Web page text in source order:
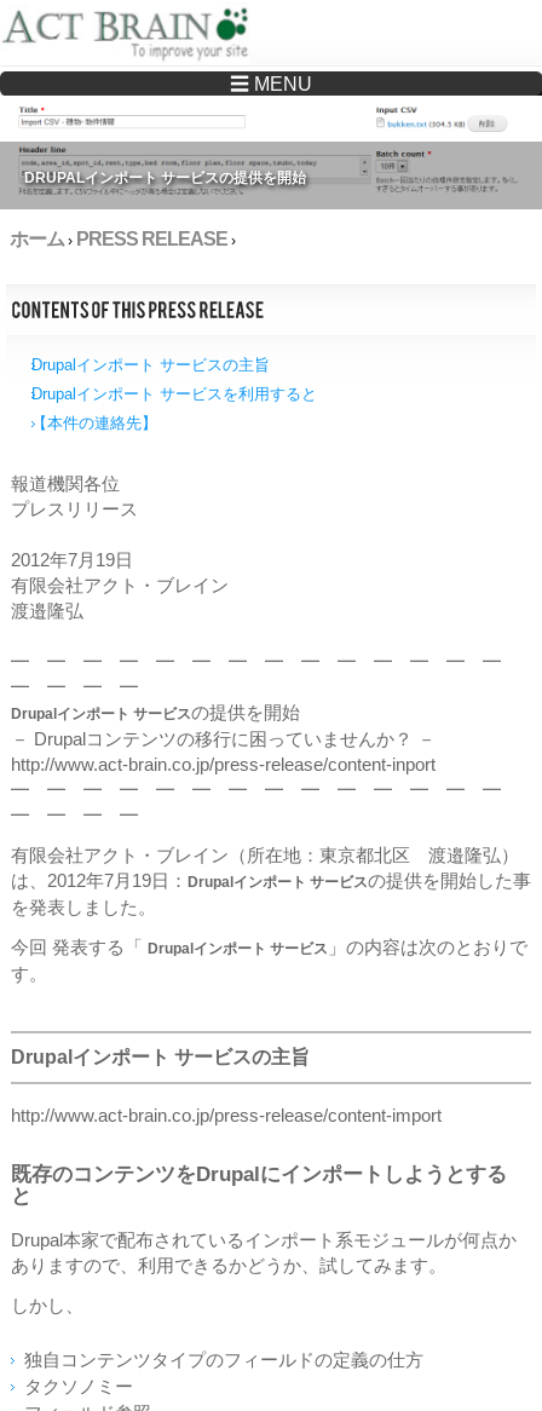
Drupalサイトの制作・保守をどこに頼んでいいか分からない方へ…まずはご相談く
ださい
☰ MENU
DRUPALインポート サービスの提供を開始
ホーム› PRESS RELEASE ›
Drupalインポート サービスの主旨
Drupalインポート サービスを利用すると
【本件の連絡先】
報道機関各位
プレスリリース
2012年7月19日
有限会社アクト・ブレイン
渡邉隆弘
━ ━ ━ ━ ━ ━ ━ ━ ━ ━ ━ ━ ━ ━
━ ━ ━ ━
Drupalインポート サービスの提供を開始
－ Drupalコンテンツの移行に困っていませんか？ －
http://www.act-brain.co.jp/press-release/content-inport
━ ━ ━ ━ ━ ━ ━ ━ ━ ━ ━ ━ ━ ━
━ ━ ━ ━
有限会社アクト・ブレイン（所在地：東京都北区 渡邉隆弘）
は、2012年7月19日： Drupalインポート サービスの提供を開始した事
を発表しました。
今回 発表する「 Drupalインポート サービス 」の内容は次のとおりで
す。
Drupalインポート サービスの主旨
http://www.act-brain.co.jp/press-release/content-import
既存のコンテンツをDrupalにインポートしようとする
と
Drupal本家で配布されているインポート系モジュールが何点か
ありますので、利用できるかどうか、試してみます。
しかし、
独自コンテンツタイプのフィールドの定義の仕方
タクソノミー